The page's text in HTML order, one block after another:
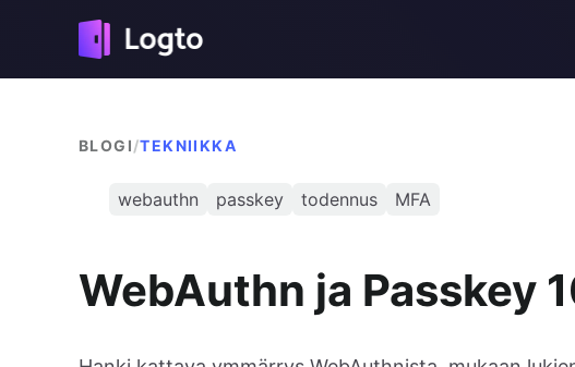
BLOGI/TEKNIIKKA
webauthn passkey todennus MFA
WebAuthn ja Passkey